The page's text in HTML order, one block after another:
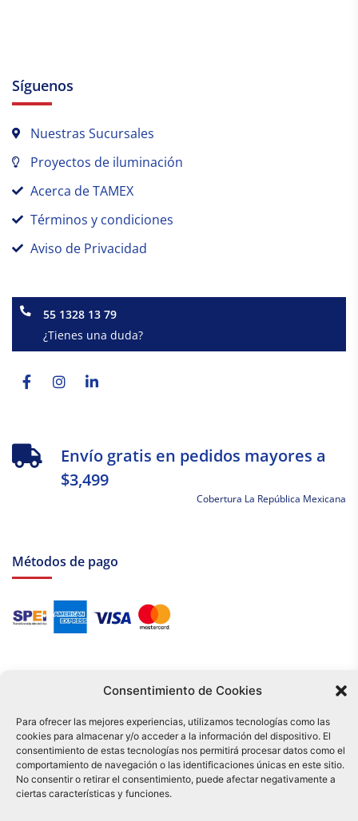
Consentimiento de Cookies
Para ofrecer las mejores experiencias, utilizamos tecnologías como las
cookies para almacenar y/o acceder a la información del dispositivo. El
consentimiento de estas tecnologías nos permitirá procesar datos como el
comportamiento de navegación o las identificaciones únicas en este sitio.
No consentir o retirar el consentimiento, puede afectar negativamente a
ciertas características y funciones.
Síguenos
Nuestras Sucursales
Proyectos de iluminación
Acerca de TAMEX
Términos y condiciones
Aviso de Privacidad
55 1328 13 79
¿Tienes una duda?
Facebook-
f
Instagram
Linkedin-
Envío gratis en pedidos mayores a
$3,499
Cobertura La República Mexicana
Métodos de pago
Tu compra es respaldada por nuestro certificado SSL y operada bajo las
mejores prácticas de seguridad.
Distribuidora Tamex - México
e-commerce